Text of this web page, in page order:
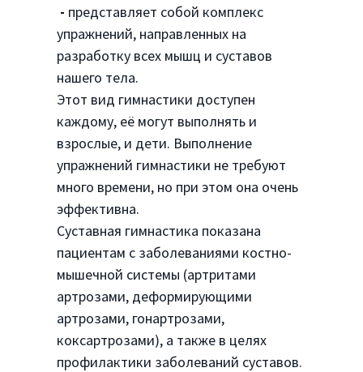
- представляет собой комплекс
упражнений, направленных на
разработку всех мышц и суставов
нашего тела.
Этот вид гимнастики доступен
каждому, её могут выполнять и
взрослые, и дети. Выполнение
упражнений гимнастики не требуют
много времени, но при этом она очень
эффективна.
Суставная гимнастика показана
пациентам с заболеваниями костно-
мышечной системы (артритами
артрозами, деформирующими
артрозами, гонартрозами,
коксартрозами), а также в целях
профилактики заболеваний суставов.